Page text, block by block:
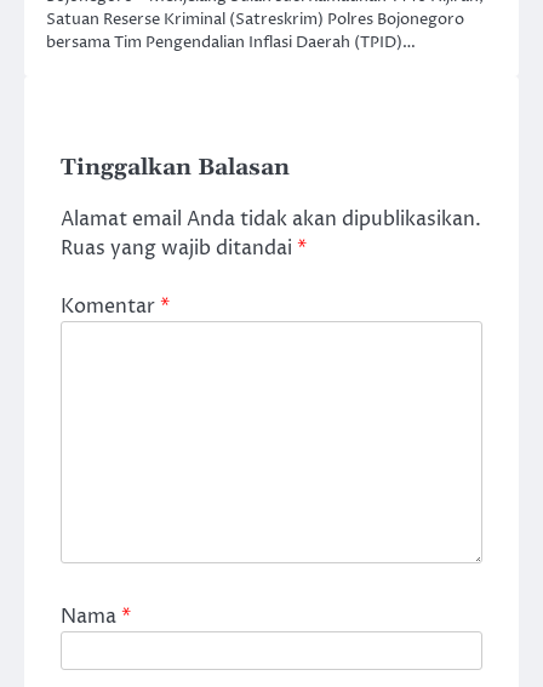
Satuan Reserse Kriminal (Satreskrim) Polres Bojonegoro
bersama Tim Pengendalian Inflasi Daerah (TPID)…
Tinggalkan Balasan
Alamat email Anda tidak akan dipublikasikan.
Ruas yang wajib ditandai *
Komentar*
Nama*